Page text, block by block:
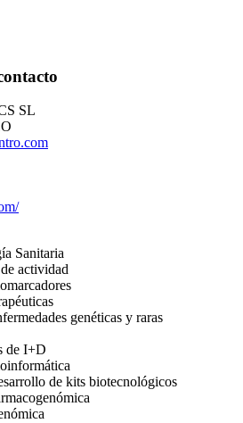
SL
Sanitaria
actividad
genéticas y raras
de I+D
de kits biotecnológicos